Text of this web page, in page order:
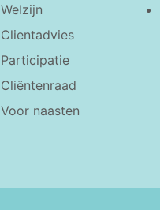
Welzijn
Clientadvies
Participatie
Cliëntenraad
Voor naasten